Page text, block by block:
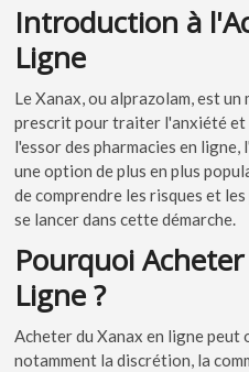
Introduction à
Ligne
Le Xanax, ou alprazolam, est
prescrit pour traiter l'anxiété et
l'essor des pharmacies en ligne, l'
une option de plus en plus
de comprendre les risques et
se lancer dans cette démarche.
Pourquoi
Ligne ?
Acheter du Xanax en ligne
notamment la discrétion, la